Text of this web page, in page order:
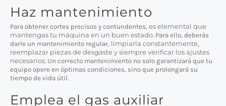
Haz mantenimiento
Para obtener cortes precisos y contundentes, es elemental que
mantengas tu máquina en un buen estado. Para ello, deberás
darle un mantenimiento regular, limpiarla constantemente,
reemplazar piezas de desgaste y siempre verificar los ajustes
necesarios. Un correcto mantenimiento no solo garantizará que tu
equipo opere en óptimas condiciones, sino que prolongará su
tiempo de vida útil.
Emplea el gas auxiliar